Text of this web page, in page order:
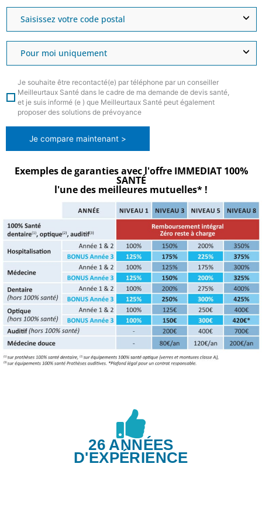
Exemples de garanties avec l'offre IMMEDIAT 100%
SANTÉ
l'une des meilleures mutuelles* !
Je souhaite être recontacté(e) par téléphone par un conseiller
Meilleurtaux Santé dans le cadre de ma demande de devis santé,
et je suis informé (e ) que Meilleurtaux Santé peut également
proposer des solutions de prévoyance
Je compare maintenant >
26 ANNÉES
D'EXPÉRIENCE